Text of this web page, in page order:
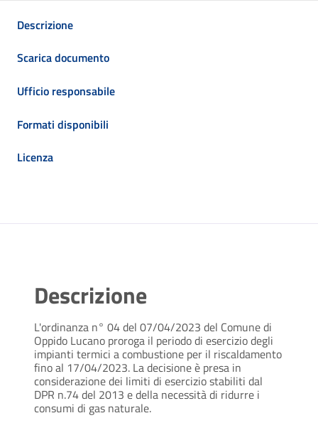
Descrizione
Scarica documento
Ufficio responsabile
Formati disponibili
Licenza
Descrizione
L'ordinanza n° 04 del 07/04/2023 del Comune di
Oppido Lucano proroga il periodo di esercizio degli
impianti termici a combustione per il riscaldamento
fino al 17/04/2023. La decisione è presa in
considerazione dei limiti di esercizio stabiliti dal
DPR n.74 del 2013 e della necessità di ridurre i
consumi di gas naturale.